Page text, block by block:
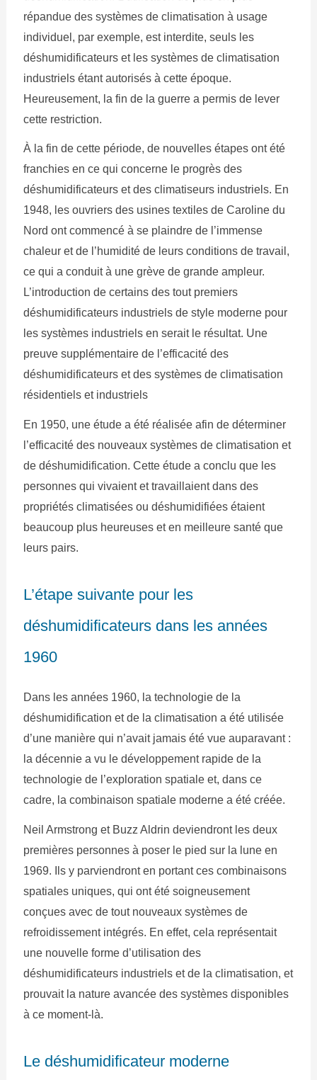
répandue des systèmes de climatisation à usage
individuel, par exemple, est interdite, seuls les
déshumidificateurs et les systèmes de climatisation
industriels étant autorisés à cette époque.
Heureusement, la fin de la guerre a permis de lever
cette restriction.
À la fin de cette période, de nouvelles étapes ont été
franchies en ce qui concerne le progrès des
déshumidificateurs et des climatiseurs industriels. En
1948, les ouvriers des usines textiles de Caroline du
Nord ont commencé à se plaindre de l’immense
chaleur et de l’humidité de leurs conditions de travail,
ce qui a conduit à une grève de grande ampleur.
L’introduction de certains des tout premiers
déshumidificateurs industriels de style moderne pour
les systèmes industriels en serait le résultat. Une
preuve supplémentaire de l’efficacité des
déshumidificateurs et des systèmes de climatisation
résidentiels et industriels
En 1950, une étude a été réalisée afin de déterminer
l’efficacité des nouveaux systèmes de climatisation et
de déshumidification. Cette étude a conclu que les
personnes qui vivaient et travaillaient dans des
propriétés climatisées ou déshumidifiées étaient
beaucoup plus heureuses et en meilleure santé que
leurs pairs.
L’étape suivante pour les
déshumidificateurs dans les années
1960
Dans les années 1960, la technologie de la
déshumidification et de la climatisation a été utilisée
d’une manière qui n’avait jamais été vue auparavant :
la décennie a vu le développement rapide de la
technologie de l’exploration spatiale et, dans ce
cadre, la combinaison spatiale moderne a été créée.
Neil Armstrong et Buzz Aldrin deviendront les deux
premières personnes à poser le pied sur la lune en
1969. Ils y parviendront en portant ces combinaisons
spatiales uniques, qui ont été soigneusement
conçues avec de tout nouveaux systèmes de
refroidissement intégrés. En effet, cela représentait
une nouvelle forme d’utilisation des
déshumidificateurs industriels et de la climatisation, et
prouvait la nature avancée des systèmes disponibles
à ce moment-là.
Le déshumidificateur moderne